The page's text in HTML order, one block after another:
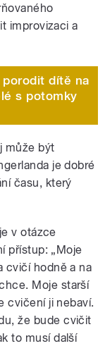
improvizaci a
dítě na
s potomky
může být
je dobré
času, který
v otázce
přístup: „Moje
cvičí hodně a na
Moje starší
cvičení ji nebaví.
že bude cvičit
to musí další